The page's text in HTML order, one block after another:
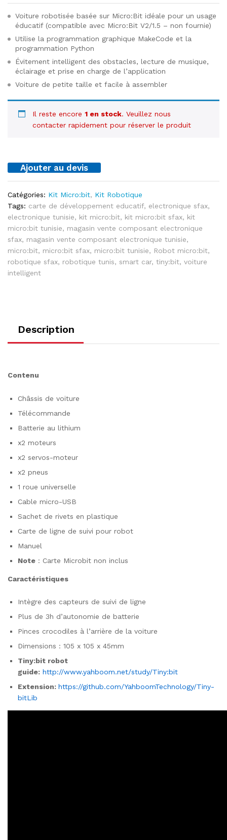
Voiture robotisée basée sur Micro:Bit idéale pour un usage
éducatif (compatible avec Micro:Bit V2/1.5 – non fournie)
Utilise la programmation graphique MakeCode et la
programmation Python
Évitement intelligent des obstacles, lecture de musique,
éclairage et prise en charge de l’application
Voiture de petite taille et facile à assembler
Il reste encore 1 en stock. Veuillez nous
contacter rapidement pour réserver le produit
Ajouter au devis
Catégories: Kit Micro:bit, Kit Robotique
Tags: carte de développement educatif, electronique sfax,
electronique tunisie, kit micro:bit, kit micro:bit sfax, kit
micro:bit tunisie, magasin vente composant electronique
sfax, magasin vente composant electronique tunisie,
micro:bit, micro:bit sfax, micro:bit tunisie, Robot micro:bit,
robotique sfax, robotique tunis, smart car, tiny:bit, voiture
intelligent
Description
Contenu
Châssis de voiture
Télécommande
Batterie au lithium
x2 moteurs
x2 servos-moteur
x2 pneus
1 roue universelle
Cable micro-USB
Sachet de rivets en plastique
Carte de ligne de suivi pour robot
Manuel
Note : Carte Microbit non inclus
Caractéristiques
Intègre des capteurs de suivi de ligne
Plus de 3h d’autonomie de batterie
Pinces crocodiles à l’arrière de la voiture
Dimensions : 105 x 105 x 45mm
Tiny:bit robot
guide: http://www.yahboom.net/study/Tiny:bit
Extension: https://github.com/YahboomTechnology/Tiny-
bitLib